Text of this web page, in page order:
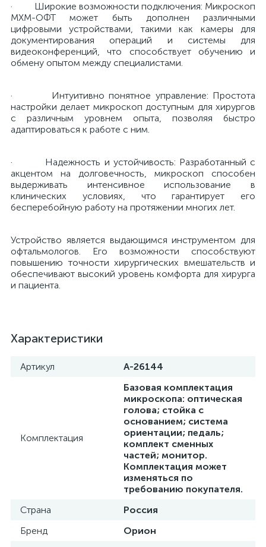
· Широкие возможности подключения: Микроскоп
МХМ-ОФТ может быть дополнен различными
цифровыми устройствами, такими как камеры для
документирования операций и системы для
видеоконференций, что способствует обучению и
обмену опытом между специалистами.
· Интуитивно понятное управление: Простота
настройки делает микроскоп доступным для хирургов
с различным уровнем опыта, позволяя быстро
адаптироваться к работе с ним.
· Надежность и устойчивость: Разработанный с
акцентом на долговечность, микроскоп способен
выдерживать интенсивное использование в
клинических условиях, что гарантирует его
бесперебойную работу на протяжении многих лет.
Устройство является выдающимся инструментом для
офтальмологов. Его возможности способствуют
повышению точности хирургических вмешательств и
обеспечивают высокий уровень комфорта для хирурга
и пациента.
Характеристики
Артикул A-26144
Комплектация
Базовая комплектация
микроскопа: оптическая
голова; стойка с
основанием; система
ориентации; педаль;
комплект сменных
частей; монитор.
Комплектация может
изменяться по
требованию покупателя.
Страна
Россия
Бренд
Орион